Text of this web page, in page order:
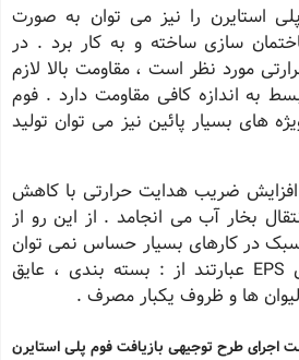
استایرن را نیز می توان به صورت
سازی ساخته و به کار برد . در
مورد نظر است ، مقاومت بالا لازم
به اندازه کافی مقاومت دارد . فوم
های بسیار پائین نیز می توان تولید
ضریب هدایت حرارتی با کاهش
بخار آب می انجامد . از این رو از
در کارهای بسیار حساس نمی توان
استفاده کرد . کاربردهای EPS عبارتند از : بسته بندی ، عایق
ها و ظروف یکبار مصرف .
اجرای طرح توجیهی بازیافت فوم پلی استایرن